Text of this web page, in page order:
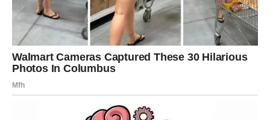
ne primećuju, zvezde sada stavljaju reflektor tačno tamo
gde treba. Ovo je period priznanja, ali i odgovornosti – jer
ono što dobijete sada traži zrelost.
U ljubavi, Lav može doživeti snažan emotivni trenutak koji
vraća veru u povezanost. Poslovno, mogući su razgovori
koji otvaraju nova vrata ili potvrđuju vašu poziciju. Zvezde